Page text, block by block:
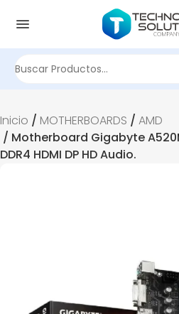
Inicio / MOTHERBOARDS / AMD
/ Motherboard Gigabyte
DDR4 HDMI DP HD Audio.